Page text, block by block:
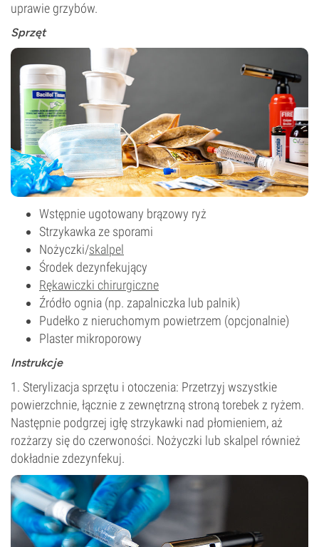
uprawie grzybów.
Sprzęt
Wstępnie ugotowany brązowy ryż
Strzykawka ze sporami
Nożyczki/skalpel
Środek dezynfekujący
Rękawiczki chirurgiczne
Źródło ognia (np. zapalniczka lub palnik)
Pudełko z nieruchomym powietrzem (opcjonalnie)
Plaster mikroporowy
Instrukcje
1. Sterylizacja sprzętu i otoczenia: Przetrzyj wszystkie
powierzchnie, łącznie z zewnętrzną stroną torebek z ryżem.
Następnie podgrzej igłę strzykawki nad płomieniem, aż
rozżarzy się do czerwoności. Nożyczki lub skalpel również
dokładnie zdezynfekuj.